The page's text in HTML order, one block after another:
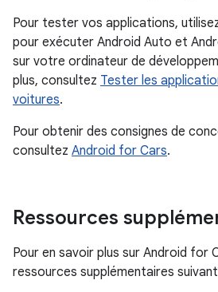
Pour tester vos applications,
pour exécuter Android Auto et
sur votre ordinateur de
plus, consultez Tester les
voitures.
Pour obtenir des consignes de
consultez Android for Cars.
Ressources
Pour en savoir plus sur Android for
ressources supplémentaires